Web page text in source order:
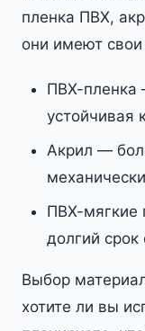
пленка ПВХ,
они имеют
ПВХ-пленка
устойчивая
Акрил —
ПВХ-мягкие
долгий срок
Выбор
хотите ли вы